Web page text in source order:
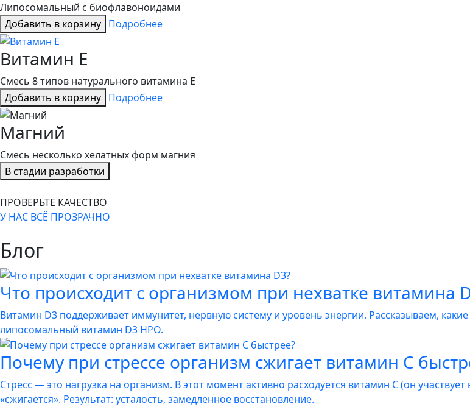
Липосомальный с биофлавоноидами
Добавить в корзину Подробнее
Витамин Е
Смесь 8 типов натурального витамина Е
Добавить в корзину Подробнее
Магний
Смесь несколько хелатных форм магния
В стадии разработки
ПРОВЕРЬТЕ КАЧЕСТВО
У НАС ВСЁ ПРОЗРАЧНО
Блог
Что происходит с организмом при нехватке витамина
Витамин D3 поддерживает иммунитет, нервную систему и уровень энергии. Рассказываем,
липосомальный витамин D3 HPO.
Почему при стрессе организм сжигает витамин С
Стресс — это нагрузка на организм. В этот момент активно расходуется витамин C (он
«сжигается». Результат: усталость, замедленное восстановление.